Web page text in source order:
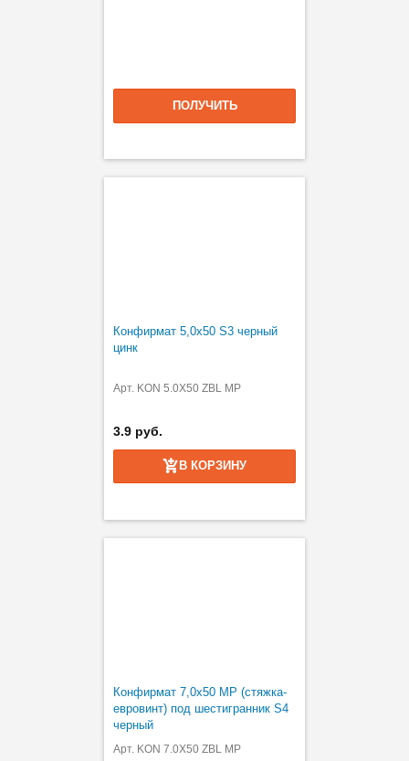
ПОЛУЧИТЬ
Конфирмат 5,0х50 S3 черный
цинк
Арт. KON 5.0X50 ZBL MP
3.9 руб.
В КОРЗИНУ
Конфирмат 7,0х50 MP (стяжка-
евровинт) под шестигранник S4
черный
Арт. KON 7.0X50 ZBL MP